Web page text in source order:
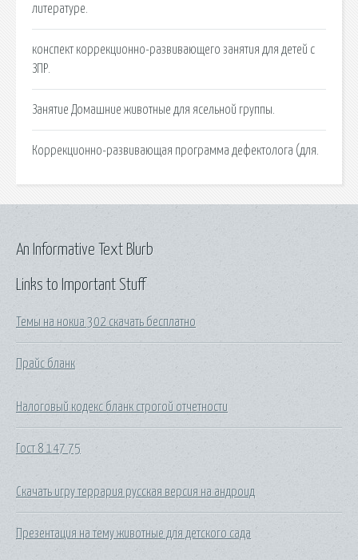
литературе.
конспект коррекционно-развивающего занятия для детей с
ЗПР.
Занятие Домашние животные для ясельной группы.
Коррекционно-развивающая программа дефектолога (для.
Links to Important Stuff
Темы на нокиа 302 скачать бесплатно
Прайс бланк
Налоговый кодекс бланк строгой отчетности
Гост 8 147 75
Скачать игру террария русская версия на андроид
Презентация на тему животные для детского сада
An Informative Text Blurb